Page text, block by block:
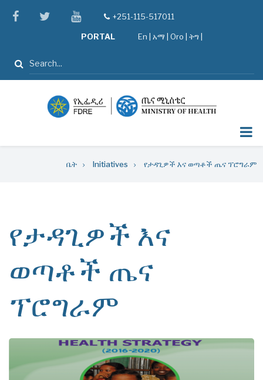
facebooktwitteryoutube
tel+251-115-517011
PORTAL En አማ Oro ትግ |
ፈልግ
ቤት Initiatives የታዳጊዎች እና ወጣቶች ጤና ፕሮግራም
የታዳጊዎች እና
ወጣቶች ጤና
ፕሮግራም